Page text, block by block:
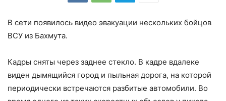
В сети появилось видео эвакуации нескольких бойцов
ВСУ из Бахмута.
Кадры сняты через заднее стекло. В кадре вдалеке
виден дымящийся город и пыльная дорога, на которой
периодически встречаются разбитые автомобили. Во